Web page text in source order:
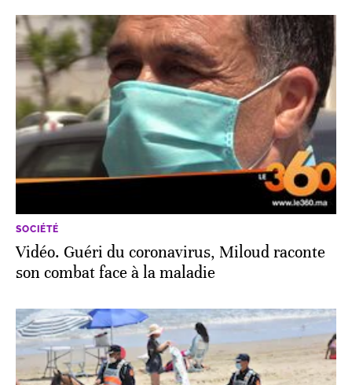
SOCIÉTÉ
Vidéo. Guéri du coronavirus, Miloud raconte
son combat face à la maladie